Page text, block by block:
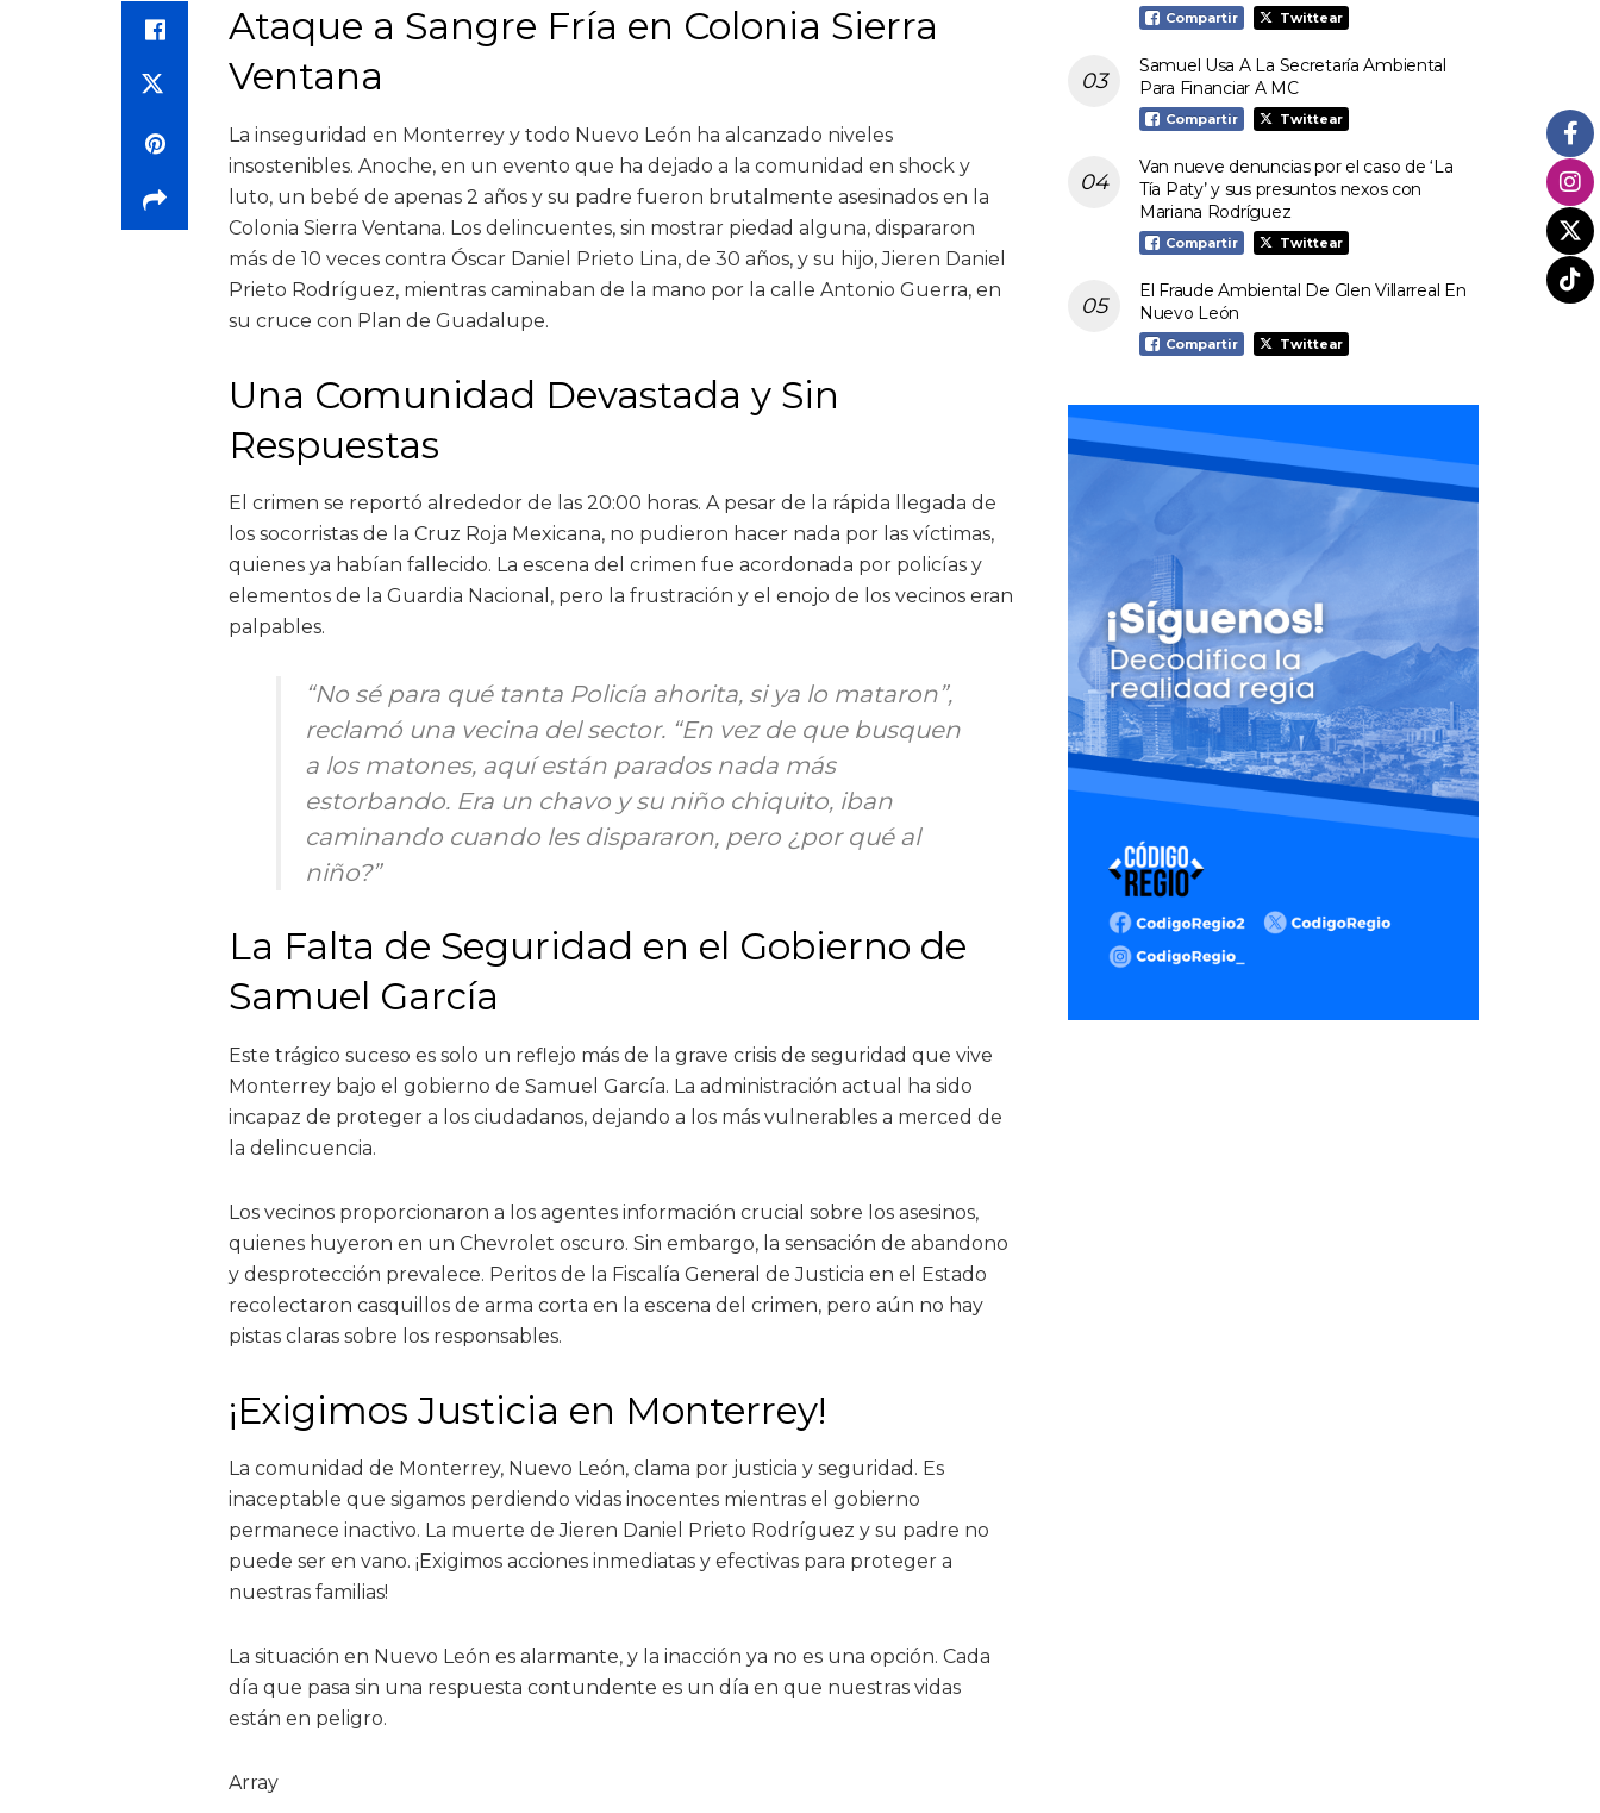
Ataque a Sangre Fría en Colonia Sierra
Ventana
La inseguridad en Monterrey y todo Nuevo León ha alcanzado niveles
insostenibles. Anoche, en un evento que ha dejado a la comunidad en shock y
luto, un bebé de apenas 2 años y su padre fueron brutalmente asesinados en la
Colonia Sierra Ventana. Los delincuentes, sin mostrar piedad alguna, dispararon
más de 10 veces contra Óscar Daniel Prieto Lina, de 30 años, y su hijo, Jieren Daniel
Prieto Rodríguez, mientras caminaban de la mano por la calle Antonio Guerra, en
su cruce con Plan de Guadalupe.
Una Comunidad Devastada y Sin
Respuestas
El crimen se reportó alrededor de las 20:00 horas. A pesar de la rápida llegada de
los socorristas de la Cruz Roja Mexicana, no pudieron hacer nada por las víctimas,
quienes ya habían fallecido. La escena del crimen fue acordonada por policías y
elementos de la Guardia Nacional, pero la frustración y el enojo de los vecinos eran
palpables.
“No sé para qué tanta Policía ahorita, si ya lo mataron”,
reclamó una vecina del sector. “En vez de que busquen
a los matones, aquí están parados nada más
estorbando. Era un chavo y su niño chiquito, iban
caminando cuando les dispararon, pero ¿por qué al
niño?”
La Falta de Seguridad en el Gobierno de
Samuel García
Este trágico suceso es solo un reflejo más de la grave crisis de seguridad que vive
Monterrey bajo el gobierno de Samuel García. La administración actual ha sido
incapaz de proteger a los ciudadanos, dejando a los más vulnerables a merced de
la delincuencia.
Los vecinos proporcionaron a los agentes información crucial sobre los asesinos,
quienes huyeron en un Chevrolet oscuro. Sin embargo, la sensación de abandono
y desprotección prevalece. Peritos de la Fiscalía General de Justicia en el Estado
recolectaron casquillos de arma corta en la escena del crimen, pero aún no hay
pistas claras sobre los responsables.
¡Exigimos Justicia en Monterrey!
La comunidad de Monterrey, Nuevo León, clama por justicia y seguridad. Es
inaceptable que sigamos perdiendo vidas inocentes mientras el gobierno
permanece inactivo. La muerte de Jieren Daniel Prieto Rodríguez y su padre no
puede ser en vano. ¡Exigimos acciones inmediatas y efectivas para proteger a
nuestras familias!
La situación en Nuevo León es alarmante, y la inacción ya no es una opción. Cada
día que pasa sin una respuesta contundente es un día en que nuestras vidas
están en peligro.
Array
Compartir Twittear
Samuel Usa A La Secretaría Ambiental
Para Financiar A MC
Compartir Twittear
Van nueve denuncias por el caso de ‘La
Tía Paty’ y sus presuntos nexos con
Mariana Rodríguez
Compartir Twittear
El Fraude Ambiental De Glen Villarreal En
Nuevo León
Compartir Twittear